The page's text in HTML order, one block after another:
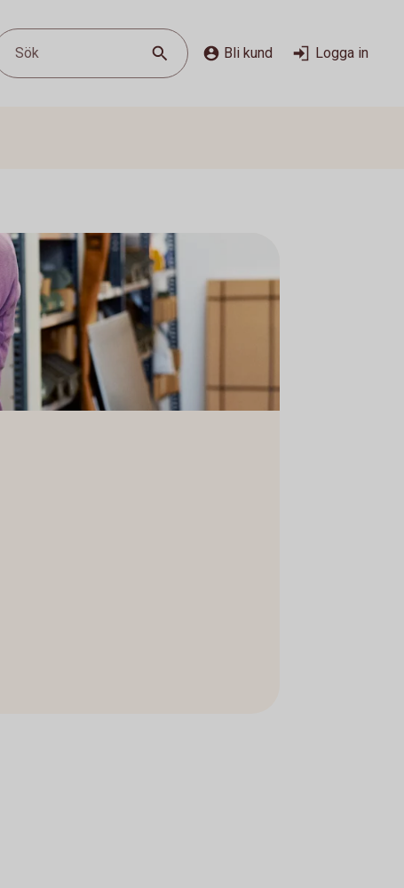
Sök Bli kund Logga in